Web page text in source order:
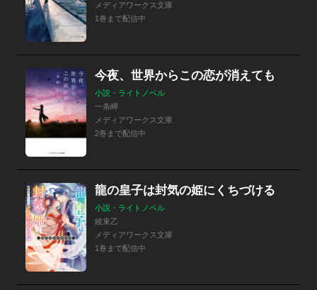
メディアワークス文庫
1巻まで配信中
今夜、世界からこの恋が消えても
小説・ライトノベル
一条岬
メディアワークス文庫
2巻まで配信中
龍の皇子は封気の姫にくちづける
小説・ライトノベル
綾束乙
メディアワークス文庫
1巻まで配信中